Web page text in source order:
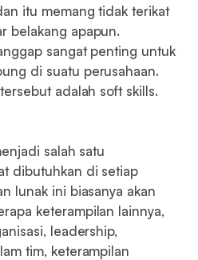
itu memang tidak terikat
belakang apapun.
sangat penting untuk
di suatu perusahaan.
adalah soft skills.
salah satu
dibutuhkan di setiap
lunak ini biasanya akan
keterampilan lainnya,
leadership,
tim, keterampilan